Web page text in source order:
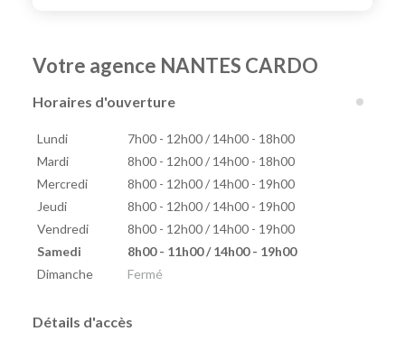
Votre agence NANTES CARDO
Horaires d'ouverture
Lundi
7h00 - 12h00 / 14h00 - 18h00
Mardi
8h00 - 12h00 / 14h00 - 18h00
Mercredi
8h00 - 12h00 / 14h00 - 19h00
Jeudi
8h00 - 12h00 / 14h00 - 19h00
Vendredi
8h00 - 12h00 / 14h00 - 19h00
Samedi
8h00 - 11h00 / 14h00 - 19h00
Dimanche
Fermé
Détails d'accès